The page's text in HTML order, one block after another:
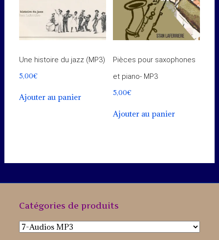
Une histoire du jazz (MP3)
5,00€
Ajouter au panier
Pièces pour saxophones
et piano- MP3
5,00€
Ajouter au panier
Catégories de produits